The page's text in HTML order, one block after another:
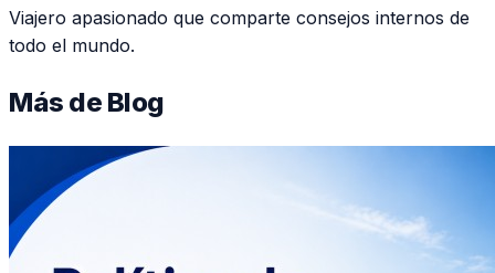
Viajero apasionado que comparte consejos internos de
todo el mundo.
Más de Blog